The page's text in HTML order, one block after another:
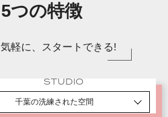
つの特徴
軽に、スタートできる!
STUDIO
千葉の洗練された空間